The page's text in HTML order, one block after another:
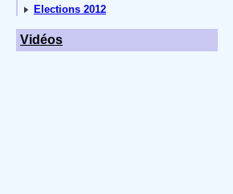
Elections 2012
Vidéos